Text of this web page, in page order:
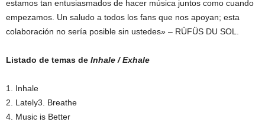
estamos tan entusiasmados de hacer música juntos como cuando
empezamos. Un saludo a todos los fans que nos apoyan; esta
colaboración no sería posible sin ustedes» – RÜFÜS DU SOL.
Listado de temas de Inhale / Exhale
1. Inhale
2. Lately3. Breathe
4. Music is Better